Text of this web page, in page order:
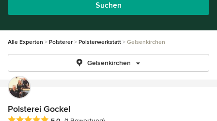
Suchen
Alle Experten Polsterer Polsterwerkstatt Gelsenkirchen
Gelsenkirchen
Polsterei Gockel